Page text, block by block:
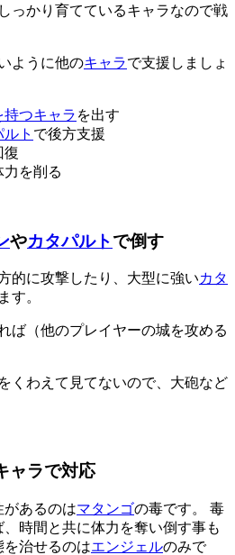
っかり育てているキャラなので戦
ように他のキャラで支援しましょ
つキャラ を出す
ルト で後方支援
復
力を削る
やカタパルトで倒す
的に攻撃したり、大型に強いカタ
す。
ば（他のプレイヤーの城を攻める
くわえて見てないので、大砲など
ャラで対応
あるのはマタンゴの毒です。 毒
時間と共に体力を奪い倒す事も
治せるのはエンジェルのみで